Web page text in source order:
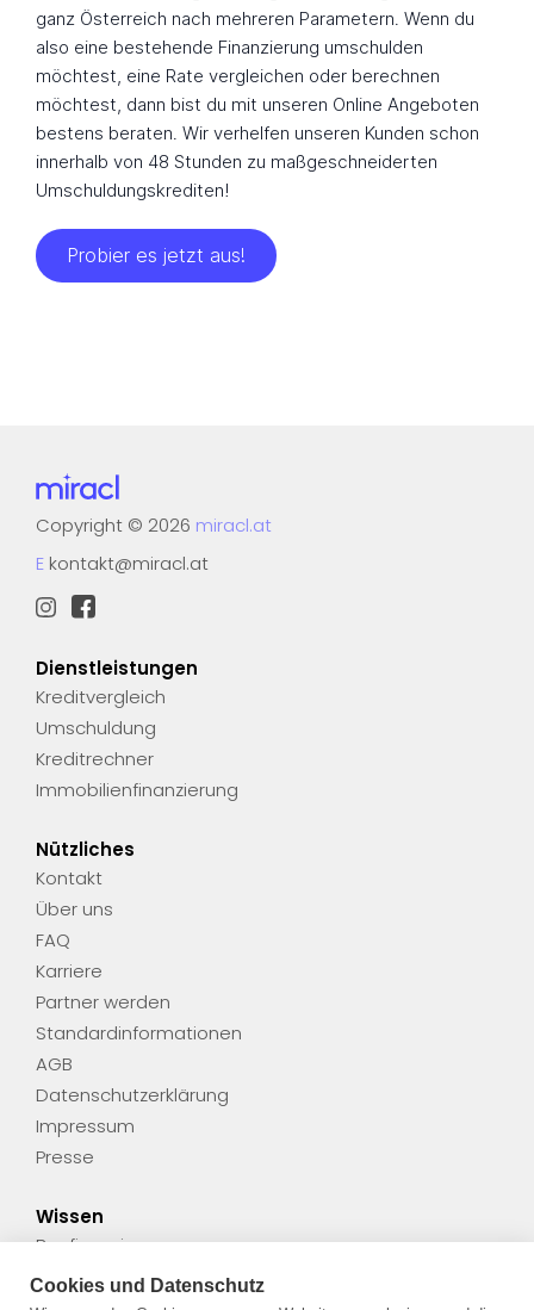
ganz Österreich nach mehreren Parametern. Wenn du
also eine bestehende Finanzierung umschulden
möchtest, eine Rate vergleichen oder berechnen
möchtest, dann bist du mit unseren Online Angeboten
bestens beraten. Wir verhelfen unseren Kunden schon
innerhalb von 48 Stunden zu maßgeschneiderten
Umschuldungskrediten!
Probier es jetzt aus!
Copyright © 2026 miracl.at
E kontakt@miracl.at
Dienstleistungen
Kreditvergleich
Umschuldung
Kreditrechner
Immobilienfinanzierung
Nützliches
Kontakt
Über uns
FAQ
Karriere
Partner werden
Standardinformationen
AGB
Datenschutzerklärung
Impressum
Presse
Wissen
Baufinanzierung
Finanzierung
Cookies und Datenschutz